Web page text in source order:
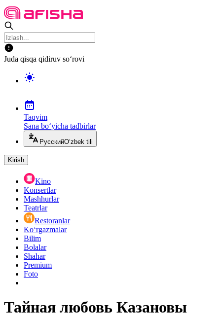
Juda qisqa qidiruv so‘rovi
Taqvim
Sana bo‘yicha tadbirlar
РусскийO‘zbek tili
Kirish
Kino
Konsertlar
Mashhurlar
Teatrlar
Restoranlar
Ko‘rgazmalar
Bilim
Bolalar
Shahar
Premium
Foto
Тайная любовь Казановы